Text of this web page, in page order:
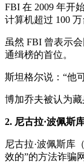
FBI 在 2009 年开
计算机超过 100
虽然 FBI 曾表示
通缉榜的首位。
斯坦格尔说：“他
博加乔夫被认为藏
2. 尼古拉·波佩斯
尼古拉·波佩斯库
效的”的方法诈骗